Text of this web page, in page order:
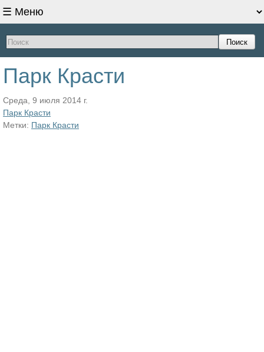
Поиск
Парк Красти
Среда, 9 июля 2014 г.
Парк Красти
Метки: Парк Красти